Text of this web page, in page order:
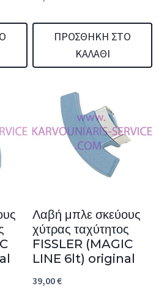
ΠΡΟΣΘΉΚΗ ΣΤΟ
ΚΑΛΆΘΙ
Λαβή μπλε σκεύους
χύτρας ταχύτητος
FISSLER (MAGIC
LINE 6lt) original
39,00€